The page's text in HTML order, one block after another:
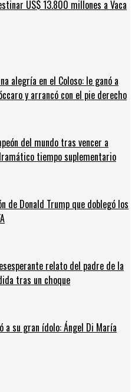
US$ 13.800 millones a Vaca
alegría en el Coloso: le ganó a
y arrancó con el pie derecho
del mundo tras vencer a
tiempo suplementario
de Donald Trump que doblegó los
relato del padre de la
tras un choque
a su gran ídolo: Ángel Di María